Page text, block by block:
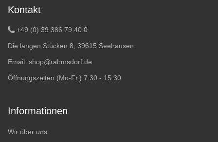
Kontakt
+49 (0) 39 386 79 40 0
Die langen Stücken 8, 39615 Seehausen
Email: shop@rahmsdorf.de
Öffnungszeiten (Mo-Fr.) 7:30 - 15:30
Informationen
Wir über uns